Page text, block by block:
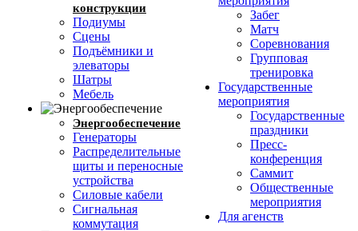
конструкции
Подиумы
Сцены
Подъёмники и
элеваторы
Шатры
Мебель
Энергообеспечение
Генераторы
Распределительные
щиты и переносные
устройства
Силовые кабели
Сигнальная
коммутация
Забег
Матч
Соревнования
Групповая
тренировка
Государственные
мероприятия
Государственные
праздники
Пресс-
конференция
Саммит
Общественные
мероприятия
Для агенств